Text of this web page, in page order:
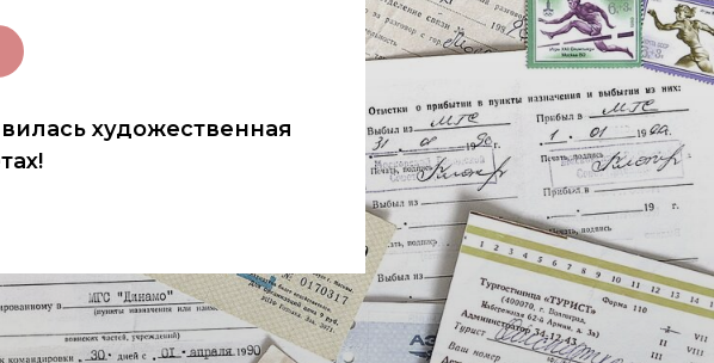
художественная